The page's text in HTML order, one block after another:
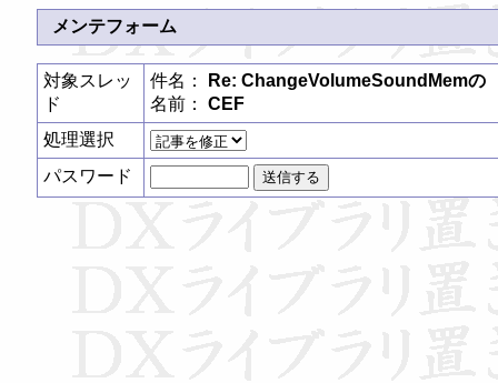
メンテフォーム
対象スレッ
ド
件名：
Re: ChangeVolumeSoundMemの
名前： CEF
処理選択
パスワード